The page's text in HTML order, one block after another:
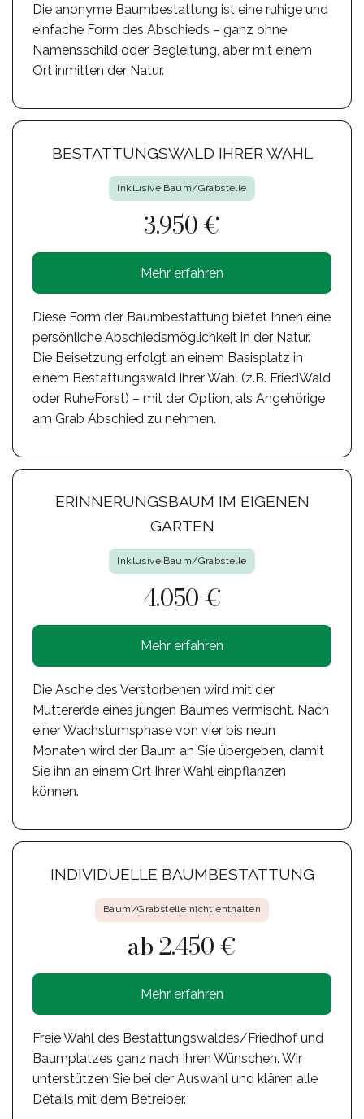
Die anonyme Baumbestattung ist eine ruhige und
einfache Form des Abschieds – ganz ohne
Namensschild oder Begleitung, aber mit einem
Ort inmitten der Natur.
BESTATTUNGSWALD IHRER WAHL
Inklusive Baum/Grabstelle
3.950 €
Mehr erfahren
Diese Form der Baumbestattung bietet Ihnen eine
persönliche Abschiedsmöglichkeit in der Natur.
Die Beisetzung erfolgt an einem Basisplatz in
einem Bestattungswald Ihrer Wahl (z.B. FriedWald
oder RuheForst) – mit der Option, als Angehörige
am Grab Abschied zu nehmen.
ERINNERUNGSBAUM IM EIGENEN
GARTEN
Inklusive Baum/Grabstelle
4.050 €
Mehr erfahren
Die Asche des Verstorbenen wird mit der
Muttererde eines jungen Baumes vermischt. Nach
einer Wachstumsphase von vier bis neun
Monaten wird der Baum an Sie übergeben, damit
Sie ihn an einem Ort Ihrer Wahl einpflanzen
können.
INDIVIDUELLE BAUMBESTATTUNG
Baum/Grabstelle nicht enthalten
ab 2.450 €
Mehr erfahren
Freie Wahl des Bestattungswaldes/Friedhof und
Baumplatzes ganz nach Ihren Wünschen. Wir
unterstützen Sie bei der Auswahl und klären alle
Details mit dem Betreiber.